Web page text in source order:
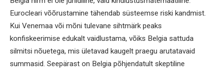
Eurocleari võõrustamine tähendab süsteemse riski kandmist.
Kui Venemaa või mõni tulevane sihtmärk peaks
konfiskeerimise edukalt vaidlustama, võiks Belgia sattuda
silmitsi nõuetega, mis ületavad kaugelt praegu arutatavaid
summasid. Seepärast on Belgia põhjendatult skeptiline